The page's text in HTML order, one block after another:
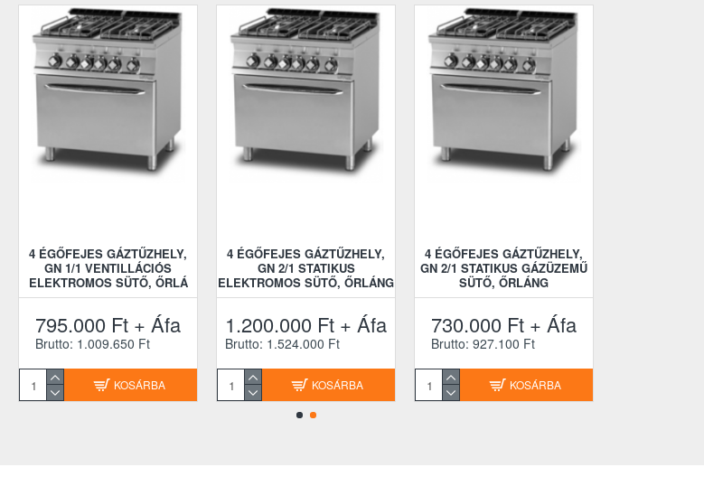
4 ÉGŐFEJES GÁZTŰZHELY,
GN 1/1 VENTILLÁCIÓS
ELEKTROMOS SÜTŐ, ŐRLÁ
795.000 Ft + Áfa
Brutto: 1.009.650 Ft
KOSÁRBA
4 ÉGŐFEJES GÁZTŰZHELY,
GN 2/1 STATIKUS
ELEKTROMOS SÜTŐ, ŐRLÁNG
1.200.000 Ft + Áfa
Brutto: 1.524.000 Ft
KOSÁRBA
4 ÉGŐFEJES GÁZTŰZHELY,
GN 2/1 STATIKUS GÁZÜZEMŰ
SÜTŐ, ŐRLÁNG
730.000 Ft + Áfa
Brutto: 927.100 Ft
KOSÁRBA